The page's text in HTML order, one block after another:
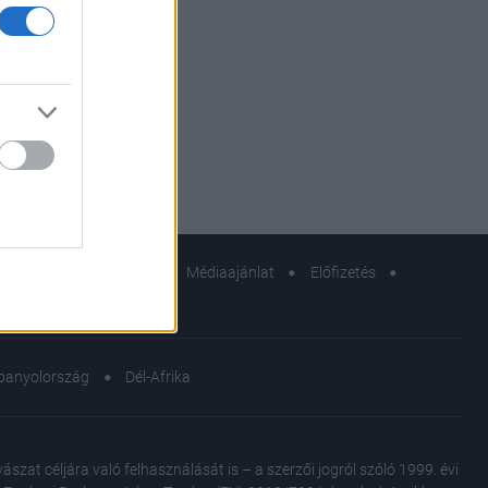
Médiaajánlat
Előfizetés
Dél-Afrika
céljára való felhasználását is – a szerzői jogról szóló 1999. évi